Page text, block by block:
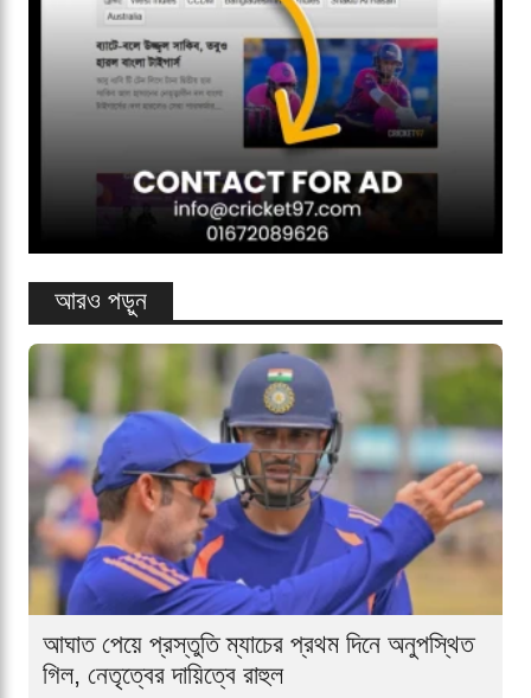
আরও পড়ুন
আঘাত পেয়ে প্রস্তুতি ম্যাচের প্রথম দিনে অনুপস্থিত
গিল, নেতৃত্বের দায়িত্বে রাহুল